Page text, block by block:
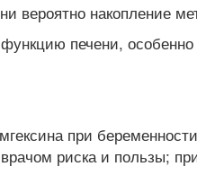
вероятно накопление
печени,
при
риска и пользы;